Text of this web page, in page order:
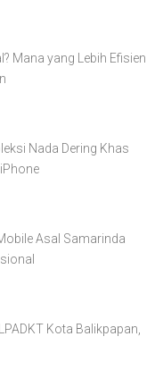
Mana yang Lebih Efisien
Nada Dering Khas
Asal Samarinda
Kota Balikpapan,